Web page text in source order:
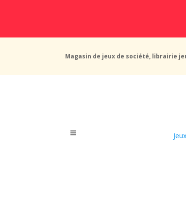
Magasin de jeux de société, librairie
Jeux